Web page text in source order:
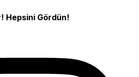
Hepsini Gördün!